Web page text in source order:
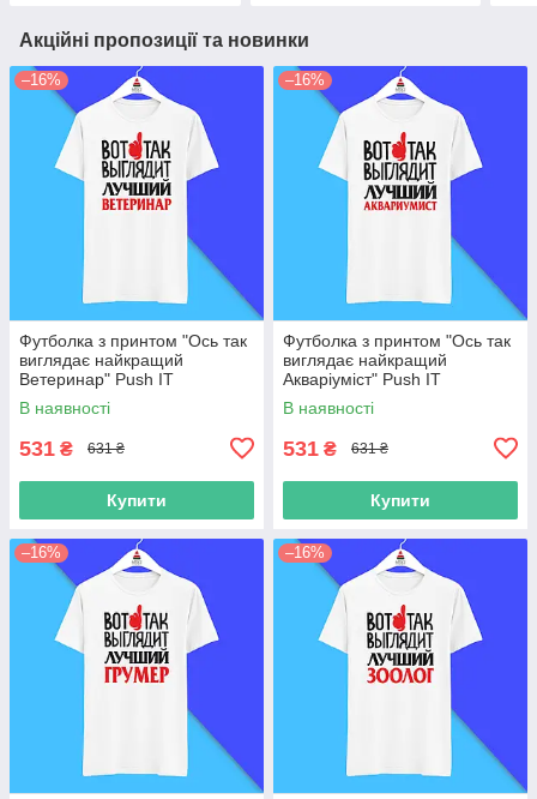
Акційні пропозиції та новинки
–16%
Футболка з принтом "Ось так
виглядає найкращий
Ветеринар" Push IT
В наявності
531 ₴ 631 ₴
Купити
–16%
Футболка з принтом "Ось так
виглядає найкращий
Акваріуміст" Push IT
В наявності
531 ₴ 631 ₴
Купити
–16% –16%